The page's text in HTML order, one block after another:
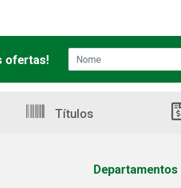
ofertas!
Títulos
Departamentos